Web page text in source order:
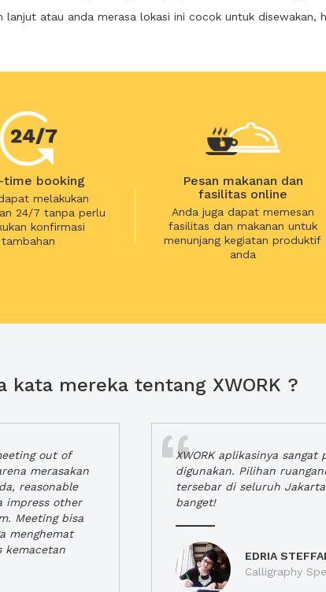
lanjut atau anda merasa lokasi ini cocok untuk disewakan,
time booking
melakukan
24/7 tanpa perlu
konfirmasi
tambahan
Pesan makanan dan
fasilitas online
Anda juga dapat memesan
fasilitas dan makanan untuk
menunjang kegiatan produktif
anda
kata mereka tentang XWORK ?
out of
merasakan
reasonable
impress other
Meeting bisa
menghemat
kemacetan
XWORK aplikasinya
digunakan. Pilihan
tersebar di seluruh
banget!
EDRIA
Calligraphy